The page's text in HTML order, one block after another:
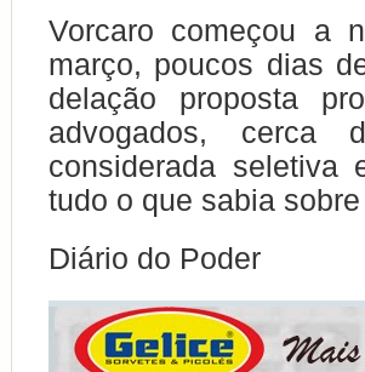
Vorcaro começou a
março, poucos dias
delação proposta
advogados,
considerada seletiva
tudo o que sabia
Diário do Poder